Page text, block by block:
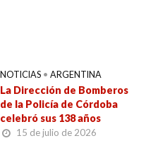
NOTICIAS • ARGENTINA
La Dirección de Bomberos
de la Policía de Córdoba
celebró sus 138 años
15 de julio de 2026